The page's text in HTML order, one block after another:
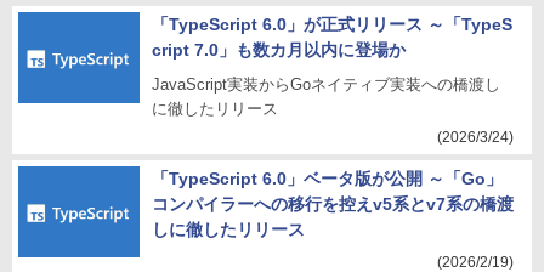
「TypeScript 6.0」が正式リリース ～「TypeS
cript 7.0」も数カ月以内に登場か
JavaScript実装からGoネイティブ実装への橋渡し
に徹したリリース
(2026/3/24)
「TypeScript 6.0」ベータ版が公開 ～「Go」
コンパイラーへの移行を控えv5系とv7系の橋渡
しに徹したリリース
(2026/2/19)